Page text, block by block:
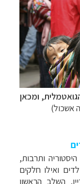
ומכאן
אשכול)
ותרבות,
ואילו חלקים
השלב הראשון